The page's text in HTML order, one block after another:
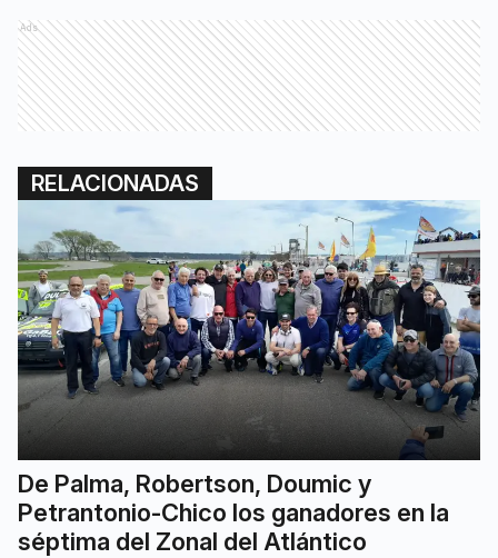
Ads
RELACIONADAS
De Palma, Robertson, Doumic y
Petrantonio-Chico los ganadores en la
séptima del Zonal del Atlántico